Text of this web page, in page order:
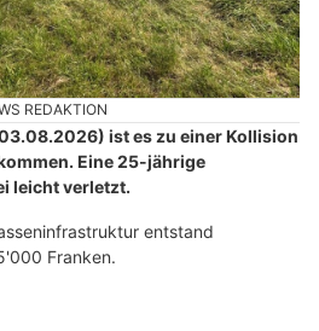
REDAKTION
ist es zu einer Kollision
Eine 25-jährige
leicht verletzt.
entstand
Franken.